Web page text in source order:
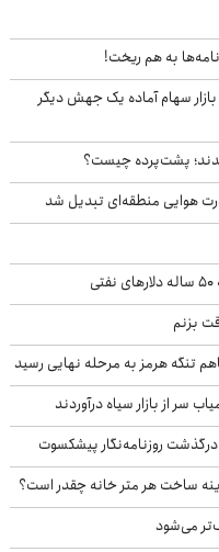
به هم ریخت!
بورس فردا شنبه ۱۷ مرداد ۱۴۰۵/ بازار سهام آماده یک جهش دیگر
هوایی منطقه‌ای تبدیل شد
بزنم
هرمز به مرحله نهایی رسید
سر از بازار سیاه درآوردند
روزنامه‌نگار پیشکسوت
می‌شود